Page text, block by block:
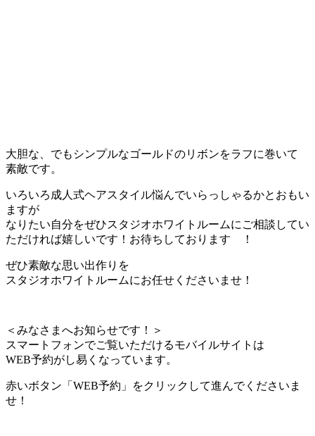
大胆な、でもシンプルなゴールドのリボンをラフに巻いて
素敵です。
いろいろ成人式ヘアスタイル悩んでいらっしゃるかとおもい
ますが
なりたい自分をぜひスタジオホワイトルームにご相談してい
ただければ嬉しいです！お待ちしております ！
ぜひ素敵な思い出作りを
スタジオホワイトルームにお任せくださいませ！
＜みなさまへお知らせです！＞
スマートフォンでご覧いただけるモバイルサイトは
WEB予約がし易くなっています。
赤いボタン「WEB予約」をクリックして進んでくださいま
せ！